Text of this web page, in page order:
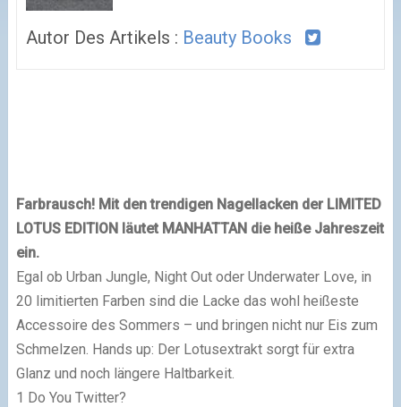
Autor Des Artikels : Beauty Books
Farbrausch! Mit den trendigen Nagellacken der LIMITED
LOTUS EDITION läutet MANHATTANdie heiße Jahreszeit
ein.
Egal ob Urban Jungle, Night Out oder Underwater Love, in
20 limitierten Farben sind die Lacke das wohl heißeste
Accessoire des Sommers – und bringen nicht nur Eis zum
Schmelzen. Hands up: Der Lotusextrakt sorgt für extra
Glanz und noch längere Haltbarkeit.
1 Do You Twitter?